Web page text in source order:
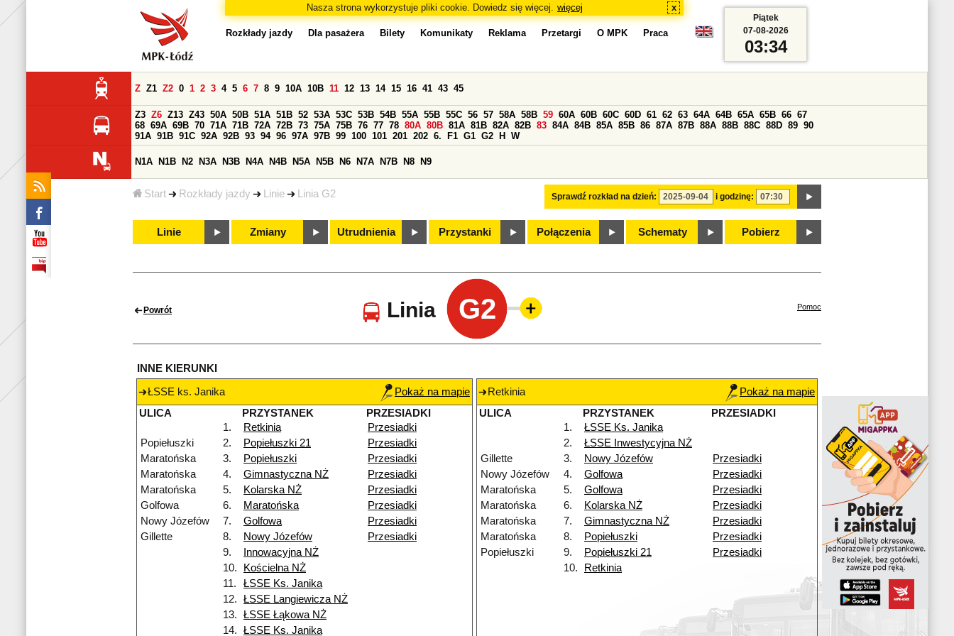
Nasza strona wykorzystuje pliki cookie. Dowiedz się więcej. więcej x
Start Rozkłady jazdy Linie Linia G2
Rozkłady jazdy Dla pasażera Bilety Komunikaty Reklama Przetargi O MPK Praca
Sprawdź rozkład na dzień: i godzinę:
Z Z1 Z2 0 1 2 3 4 5 6 7 8 9 10A 10B 11 12 13 14 15 16 41 43 45
Z3 Z6 Z13 Z43 50A 50B 51A 51B 52 53A 53C 53B 54B 55A 55B 55C 56 57 58A 58B 59 60A 60B 60C 60D 61 62 63 64A 64B 65A 65B 66 67
68 69A 69B 70 71A 71B 72A 72B 73 75A 75B 76 77 78 80A 80B 81A 81B 82A 82B 83 84A 84B 85A 85B 86 87A 87B 88A 88B 88C 88D 89 90
91A 91B 91C 92A 92B 93 94 96 97A 97B 99 100 101 201 202 6. F1 G1 G2 H W
N1A N1B N2 N3A N3B N4A N4B N5A N5B N6 N7A N7B N8 N9
Linie Zmiany Utrudnienia Przystanki Połączenia Schematy Pobierz
Piątek
07-08-2026
03:34
Powrót Linia G2 Pomoc
INNE KIERUNKI
ŁSSE ks. Janika
Pokaż na mapie
ULICA
PRZYSTANEK
PRZESIADKI
1.
Retkinia
Przesiadki
Popiełuszki
2. Popiełuszki 21
Przesiadki
Maratońska
3. Popiełuszki
Przesiadki
Maratońska
4. Gimnastyczna NŻ
Przesiadki
Maratońska
5. Kolarska NŻ
Przesiadki
Golfowa
6. Maratońska
Przesiadki
Nowy Józefów
7. Golfowa
Przesiadki
Gillette
8. Nowy Józefów
Przesiadki
9.
Innowacyjna NŻ
10.
Kościelna NŻ
11.
ŁSSE Ks. Janika
12.
ŁSSE Langiewicza NŻ
13.
ŁSSE Łąkowa NŻ
14.
ŁSSE Ks. Janika
Retkinia
Pokaż na mapie
ULICA
PRZYSTANEK
PRZESIADKI
1.
ŁSSE Ks. Janika
2.
ŁSSE Inwestycyjna NŻ
Gillette
3. Nowy Józefów
Przesiadki
Nowy Józefów
4. Golfowa
Przesiadki
Maratońska
5. Golfowa
Przesiadki
Maratońska
6. Kolarska NŻ
Przesiadki
Maratońska
7. Gimnastyczna NŻ
Przesiadki
Maratońska
8. Popiełuszki
Przesiadki
Popiełuszki
9. Popiełuszki 21
Przesiadki
10.
Retkinia